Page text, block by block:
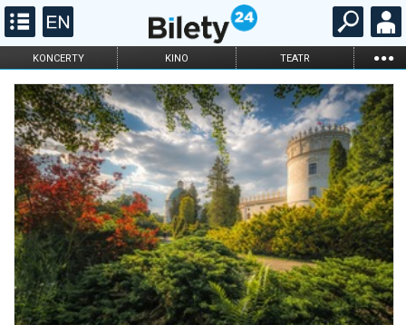
KONCERTY KINO TEATR ...
FILHARMONIA OPERA I BALET
STAND-UP
DLA DZIECI
ONLINE KARNETY